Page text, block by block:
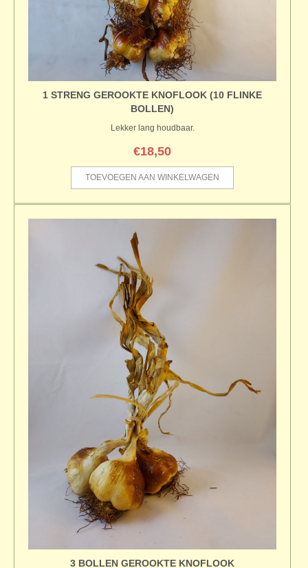
1 STRENG GEROOKTE KNOFLOOK (10 FLINKE
BOLLEN)
Lekker lang houdbaar.
€18,50
TOEVOEGEN AAN WINKELWAGEN
3 BOLLEN GEROOKTE KNOFLOOK